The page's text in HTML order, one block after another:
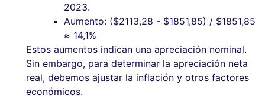
2023.
Aumento: ($2113,28 - $1851,85) / $1851,85
≈ 14,1%
Estos aumentos indican una apreciación nominal.
Sin embargo, para determinar la apreciación neta
real, debemos ajustar la inflación y otros factores
económicos.